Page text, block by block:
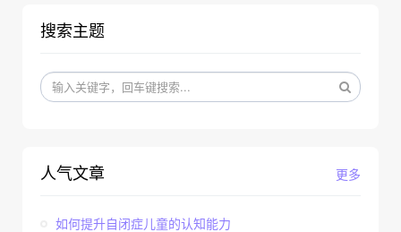
搜索主题
更多
人气文章
如何提升自闭症儿童的认知能力